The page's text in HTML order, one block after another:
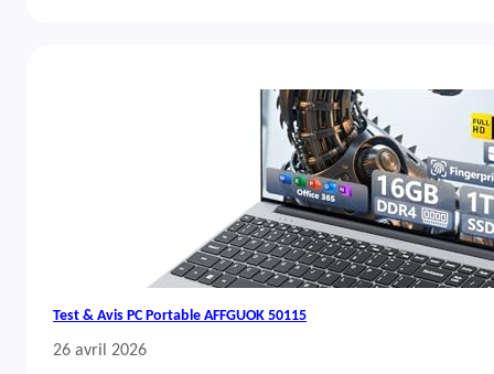
Test & Avis PC Portable AFFGUOK 50115
26 avril 2026